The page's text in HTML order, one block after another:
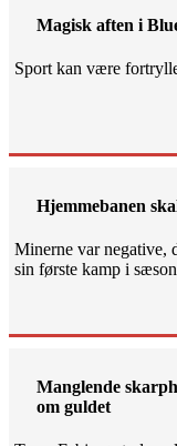
Magisk aften i
Sport kan være
Hjemmebanen
Minerne var negative,
sin første kamp i
Manglende
om guldet